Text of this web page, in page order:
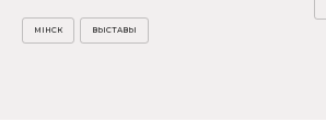
МІНСК ВЫСТАВЫ